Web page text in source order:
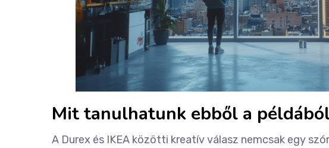
Mit tanulhatunk ebből a
A Durex és IKEA közötti kreatív válasz nemcsak egy